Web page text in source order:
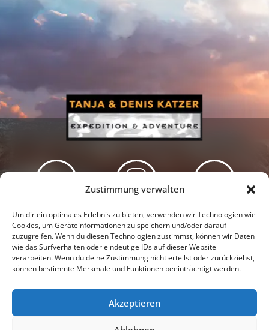
Zustimmung verwalten
Um dir ein optimales Erlebnis zu bieten, verwenden wir Technologien wie
Cookies, um Geräteinformationen zu speichern und/oder darauf
zuzugreifen. Wenn du diesen Technologien zustimmst, können wir Daten
wie das Surfverhalten oder eindeutige IDs auf dieser Website
verarbeiten. Wenn du deine Zustimmung nicht erteilst oder zurückziehst,
können bestimmte Merkmale und Funktionen beeinträchtigt werden.
Akzeptieren
Newsletter Podcast Facebook
Datenschutzerklärung